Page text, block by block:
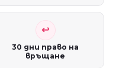
30 дни право на
връщане